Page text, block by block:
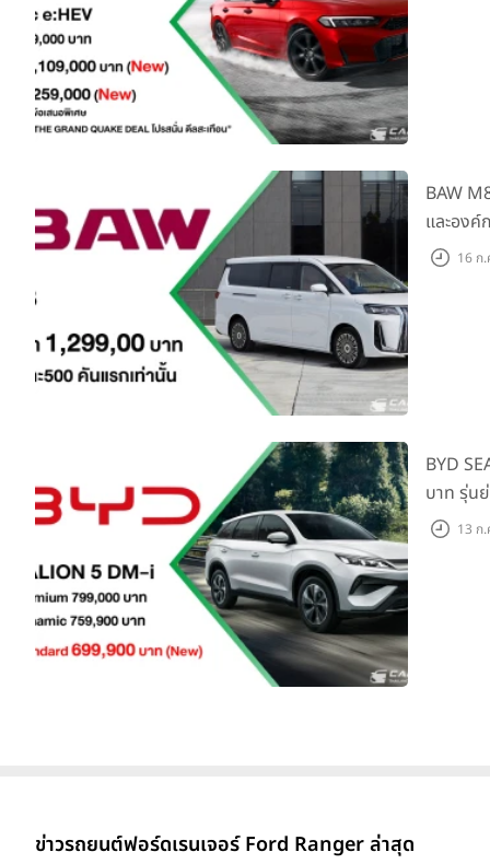
BAW
และองค์
16 ก
BYD
บาท รุ่น
แสนคัน
13 ก
ข่าวรถยนต์ฟอร์ดเรนเจอร์ Ford Ranger ล่าสุด